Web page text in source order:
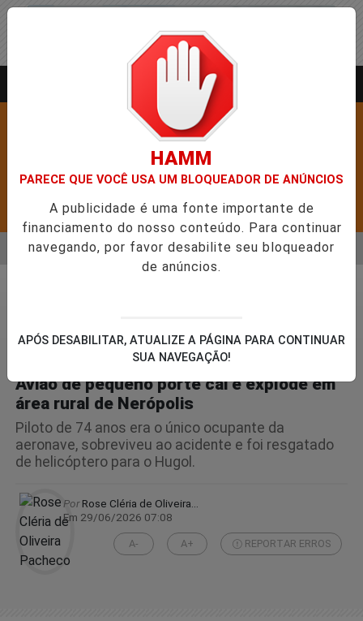
Pesquisar Notícia
5,1 MIL NOVAS VAGAS DO ALUGUEL SOCIAL EM 40
MENU
Avião de pequeno porte cai e explode em
área rural de Nerópolis
Piloto de 74 anos era o único ocupante da
aeronave, sobreviveu ao acidente e foi resgatado
de helicóptero para o Hugol.
PorRose Cléria de Oliveira...
Em 29/06/2026 07:08
A- A+ REPORTAR ERROS
HAMM
PARECE QUE VOCÊ USA UM BLOQUEADOR DE ANÚNCIOS
A publicidade é uma fonte importante de
financiamento do nosso conteúdo. Para continuar
navegando, por favor desabilite seu bloqueador
de anúncios.
APÓS DESABILITAR, ATUALIZE A PÁGINA PARA CONTINUAR
SUA NAVEGAÇÃO!